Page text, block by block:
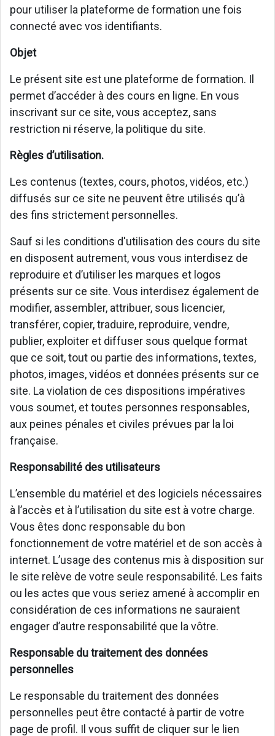
pour utiliser la plateforme de formation une fois
connecté avec vos identifiants.
Objet
Le présent site est une plateforme de formation. Il
permet d’accéder à des cours en ligne. En vous
inscrivant sur ce site, vous acceptez, sans
restriction ni réserve, la politique du site.
Règles d’utilisation.
Les contenus (textes, cours, photos, vidéos, etc.)
diffusés sur ce site ne peuvent être utilisés qu’à
des fins strictement personnelles.
Sauf si les conditions d'utilisation des cours du site
en disposent autrement, vous vous interdisez de
reproduire et d’utiliser les marques et logos
présents sur ce site. Vous interdisez également de
modifier, assembler, attribuer, sous licencier,
transférer, copier, traduire, reproduire, vendre,
publier, exploiter et diffuser sous quelque format
que ce soit, tout ou partie des informations, textes,
photos, images, vidéos et données présents sur ce
site. La violation de ces dispositions impératives
vous soumet, et toutes personnes responsables,
aux peines pénales et civiles prévues par la loi
française.
Responsabilité des utilisateurs
L’ensemble du matériel et des logiciels nécessaires
à l’accès et à l’utilisation du site est à votre charge.
Vous êtes donc responsable du bon
fonctionnement de votre matériel et de son accès à
internet. L’usage des contenus mis à disposition sur
le site relève de votre seule responsabilité. Les faits
ou les actes que vous seriez amené à accomplir en
considération de ces informations ne sauraient
engager d’autre responsabilité que la vôtre.
Responsable du traitement des données
personnelles
Le responsable du traitement des données
personnelles peut être contacté à partir de votre
page de profil. Il vous suffit de cliquer sur le lien